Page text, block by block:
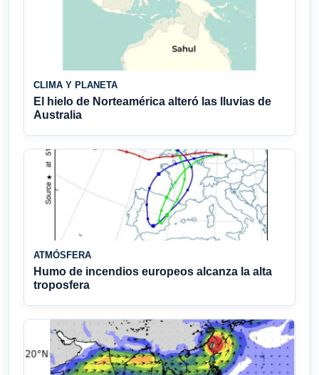
CLIMA Y PLANETA
El hielo de Norteamérica alteró las lluvias de
Australia
ATMÓSFERA
Humo de incendios europeos alcanza la alta
troposfera